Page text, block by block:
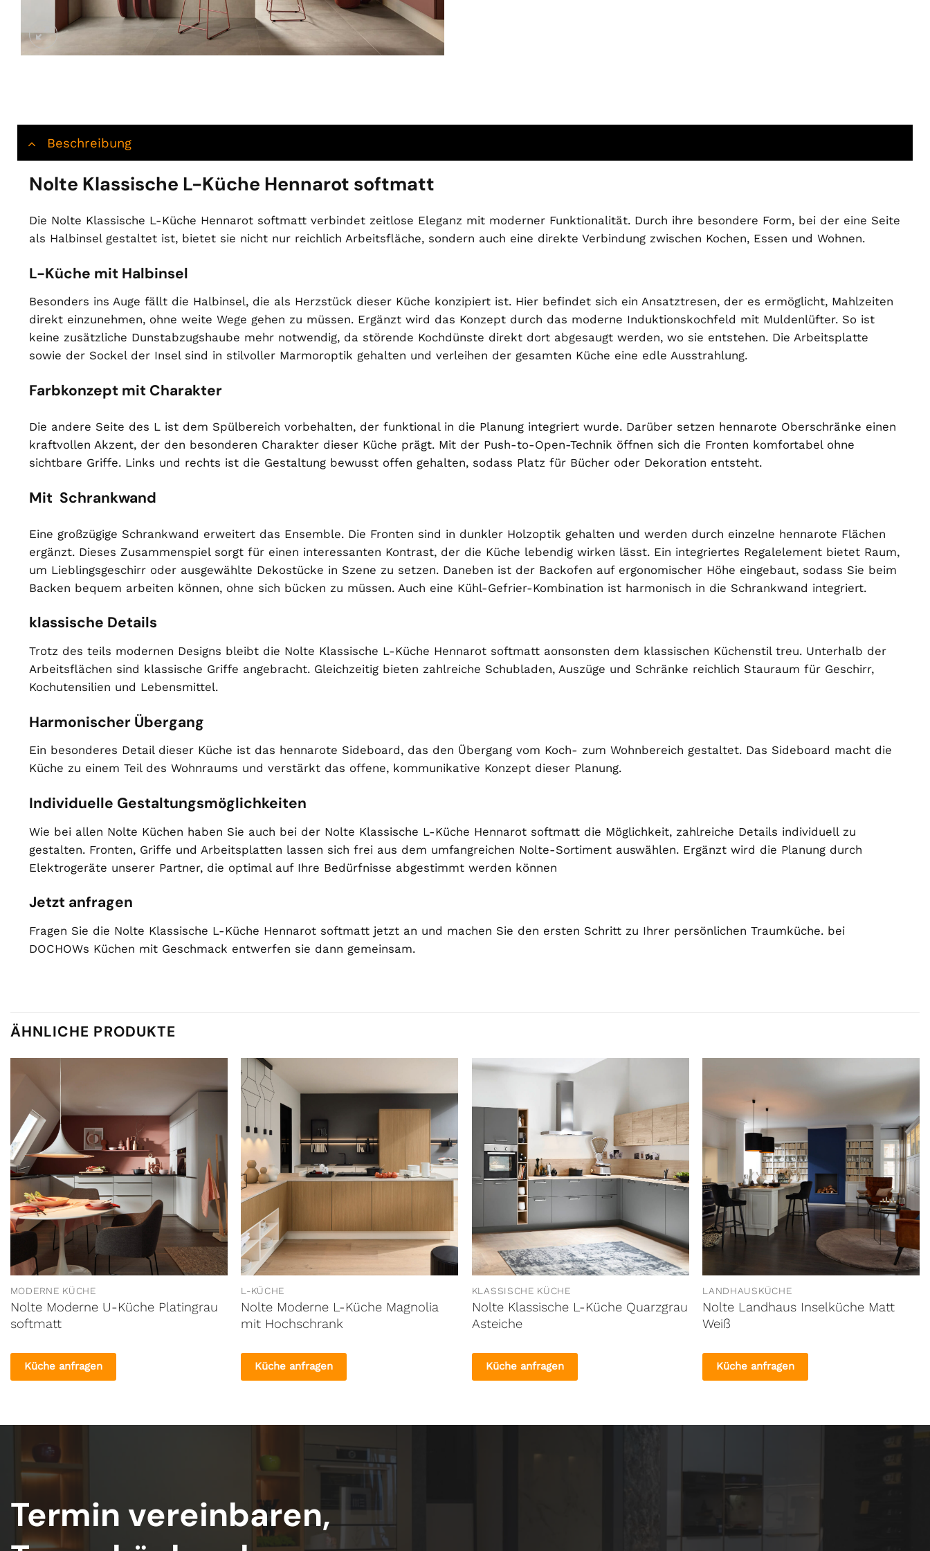
Beschreibung
Nolte Klassische L-Küche Hennarot softmatt
Die Nolte Klassische L-Küche Hennarot softmatt verbindet zeitlose Eleganz mit moderner Funktionalität. Durch ihre besondere Form, bei der eine Seite
als Halbinsel gestaltet ist, bietet sie nicht nur reichlich Arbeitsfläche, sondern auch eine direkte Verbindung zwischen Kochen, Essen und Wohnen.
L-Küche mit Halbinsel
Besonders ins Auge fällt die Halbinsel, die als Herzstück dieser Küche konzipiert ist. Hier befindet sich ein Ansatztresen, der es ermöglicht, Mahlzeiten
direkt einzunehmen, ohne weite Wege gehen zu müssen. Ergänzt wird das Konzept durch das moderne Induktionskochfeld mit Muldenlüfter. So ist
keine zusätzliche Dunstabzugshaube mehr notwendig, da störende Kochdünste direkt dort abgesaugt werden, wo sie entstehen. Die Arbeitsplatte
sowie der Sockel der Insel sind in stilvoller Marmoroptik gehalten und verleihen der gesamten Küche eine edle Ausstrahlung.
Farbkonzept mit Charakter
Die andere Seite des L ist dem Spülbereich vorbehalten, der funktional in die Planung integriert wurde. Darüber setzen hennarote Oberschränke einen
kraftvollen Akzent, der den besonderen Charakter dieser Küche prägt. Mit der Push-to-Open-Technik öffnen sich die Fronten komfortabel ohne
sichtbare Griffe. Links und rechts ist die Gestaltung bewusst offen gehalten, sodass Platz für Bücher oder Dekoration entsteht.
Mit Schrankwand
Eine großzügige Schrankwand erweitert das Ensemble. Die Fronten sind in dunkler Holzoptik gehalten und werden durch einzelne hennarote Flächen
ergänzt. Dieses Zusammenspiel sorgt für einen interessanten Kontrast, der die Küche lebendig wirken lässt. Ein integriertes Regalelement bietet Raum,
um Lieblingsgeschirr oder ausgewählte Dekostücke in Szene zu setzen. Daneben ist der Backofen auf ergonomischer Höhe eingebaut, sodass Sie beim
Backen bequem arbeiten können, ohne sich bücken zu müssen. Auch eine Kühl-Gefrier-Kombination ist harmonisch in die Schrankwand integriert.
klassische Details
Trotz des teils modernen Designs bleibt die Nolte Klassische L-Küche Hennarot softmatt aonsonsten dem klassischen Küchenstil treu. Unterhalb der
Arbeitsflächen sind klassische Griffe angebracht. Gleichzeitig bieten zahlreiche Schubladen, Auszüge und Schränke reichlich Stauraum für Geschirr,
Kochutensilien und Lebensmittel.
Harmonischer Übergang
Ein besonderes Detail dieser Küche ist das hennarote Sideboard, das den Übergang vom Koch- zum Wohnbereich gestaltet. Das Sideboard macht die
Küche zu einem Teil des Wohnraums und verstärkt das offene, kommunikative Konzept dieser Planung.
Individuelle Gestaltungsmöglichkeiten
Wie bei allen Nolte Küchen haben Sie auch bei der Nolte Klassische L-Küche Hennarot softmatt die Möglichkeit, zahlreiche Details individuell zu
gestalten. Fronten, Griffe und Arbeitsplatten lassen sich frei aus dem umfangreichen Nolte-Sortiment auswählen. Ergänzt wird die Planung durch
Elektrogeräte unserer Partner, die optimal auf Ihre Bedürfnisse abgestimmt werden können
Jetzt anfragen
Fragen Sie die Nolte Klassische L-Küche Hennarot softmatt jetzt an und machen Sie den ersten Schritt zu Ihrer persönlichen Traumküche. bei
DOCHOWs Küchen mit Geschmack entwerfen sie dann gemeinsam.
ÄHNLICHE PRODUKTE
MODERNE KÜCHE
Nolte Moderne U-Küche Platingrau
softmatt
Küche anfragen
L-KÜCHE
Nolte Moderne L-Küche Magnolia
mit Hochschrank
Küche anfragen
KLASSISCHE KÜCHE
Nolte Klassische L-Küche Quarzgrau
Asteiche
Küche anfragen
LANDHAUSKÜCHE
Nolte Landhaus Inselküche Matt
Weiß
Küche anfragen
Termin vereinbaren,